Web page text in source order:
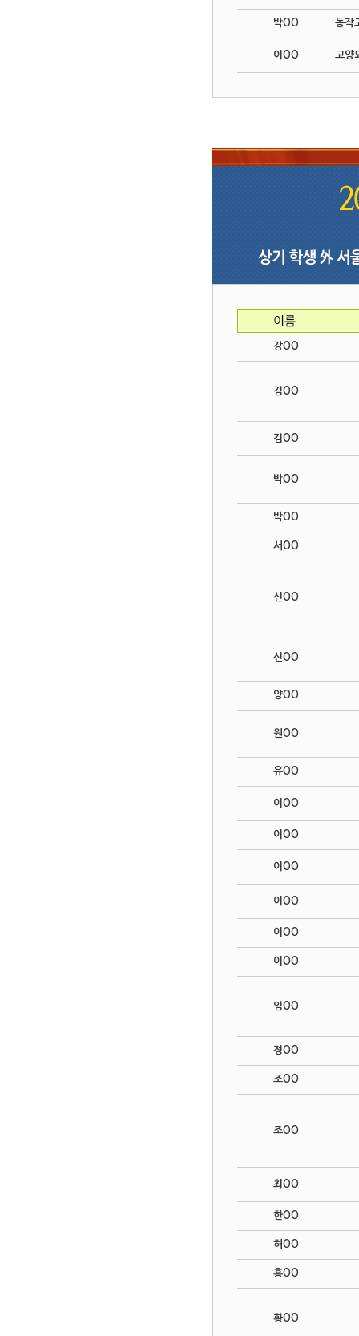
박OO 동작
이OO 고양
강OO
김OO
김OO
박OO
박OO
서OO
신OO
신OO
양OO
원OO
유OO
이OO
이OO
이OO
이OO
이OO
이OO
임OO
정OO
조OO
조OO
최OO
한OO
허OO
홍OO
황OO